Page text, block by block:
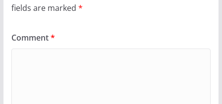
fields are marked *
Comment*